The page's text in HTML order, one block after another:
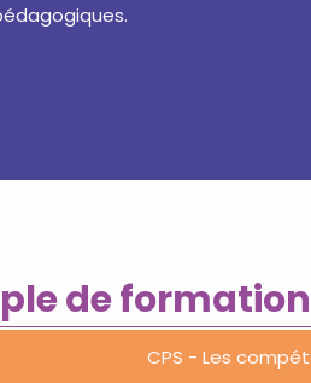
de
CPS - Les